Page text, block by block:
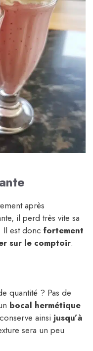
après
il perd très vite sa
Il est donc fortement
sur le comptoir.
quantité ? Pas de
bocal hermétique
ainsi jusqu’à
sera un peu